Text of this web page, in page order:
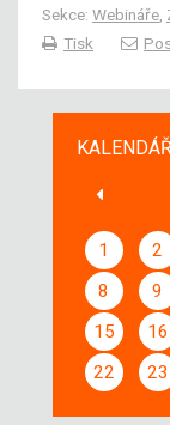
Sekce: Webináře
Tisk
1 2
8
9
15
16
22
23